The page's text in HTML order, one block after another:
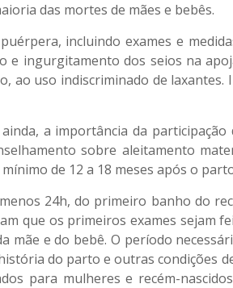
das mortes de mães e bebês.
incluindo exames e
ingurgitamento dos seios na
uso indiscriminado de
a importância da
sobre aleitamento
de 12 a 18 meses após o
24h, do primeiro banho do
que os primeiros exames sejam
mãe e do bebê. O período
do parto e outras condições
para mulheres e recém-